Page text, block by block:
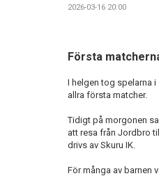
2026-03-16 20:00
Första
I helgen tog spelarna i
allra första matcher.
Tidigt på morgonen
att resa från Jordbro
drivs av Skuru IK.
För många av barnen